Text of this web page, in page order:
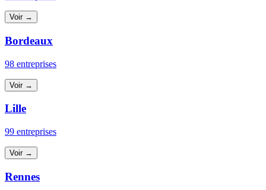
Voir →
Bordeaux
98 entreprises
Voir →
Lille
99 entreprises
Voir →
Rennes